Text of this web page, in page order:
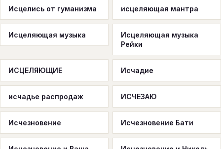
Исцелись от гуманизма исцеляющая мантра
Исцеляющая музыка
Исцеляющая музыка
Рейки
ИСЦЕЛЯЮЩИЕ Исчадие
исчадье распродаж ИСЧЕЗАЮ
Исчезновение Исчезновение Бати